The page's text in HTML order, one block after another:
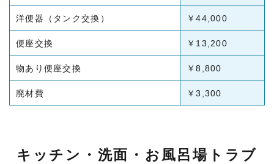
洋便器（タンク交換） ￥44,000
便座交換 ￥13,200
物あり便座交換 ￥8,800
廃材費 ￥3,300
キッチン・洗面・お風呂場トラブ